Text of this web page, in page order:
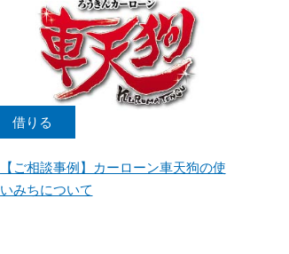
借りる
【ご相談事例】カーローン車天狗の使
いみちについて